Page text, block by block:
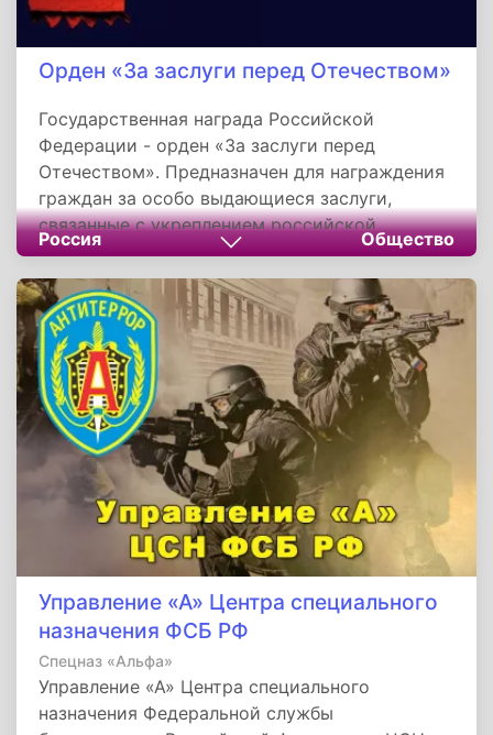
Орден «За заслуги перед Отечеством»
Государственная награда Российской
Федерации - орден «За заслуги перед
Отечеством». Предназначен для награждения
граждан за особо выдающиеся заслуги,
связанные с укреплением российской
государственности, развитием культуры и
искусства, социально-экономическим
развитием
Россия Общество
Управление «А» Центра специального
назначения ФСБ РФ
Спецназ «Альфа»
Управление «А» Центра специального
назначения Федеральной службы